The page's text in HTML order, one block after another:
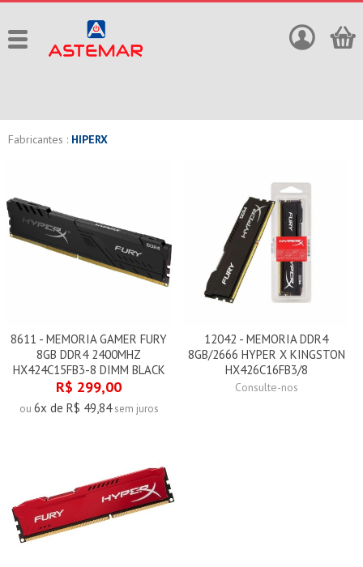
Fabricantes : HIPERX
8611 - MEMORIA GAMER FURY
8GB DDR4 2400MHZ
HX424C15FB3-8 DIMM BLACK
R$ 299,00
ou 6x de R$ 49,84sem juros
12042 - MEMORIA DDR4
8GB/2666 HYPER X KINGSTON
HX426C16FB3/8
Consulte-nos